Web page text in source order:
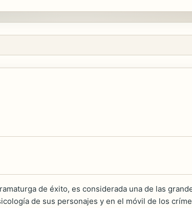
de éxito, es considerada una de las
de sus personajes y en el móvil de los